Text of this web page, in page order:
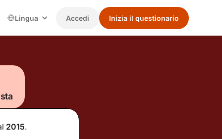
Lingua Accedi Inizia il questionario
2015.